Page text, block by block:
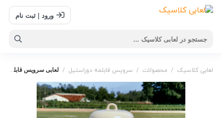
ورود | ثبت نام
لعابی کلاسیک / محصولات / سرویس قابلمه دوراستیل / لعابی سرویس قابلمه خمره ای کدو
دور استیل,سرویس قابلمه,